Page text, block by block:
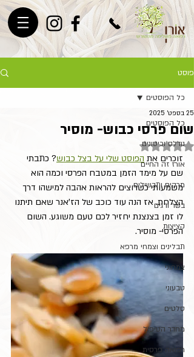
פוסט
כל הפוסטים
נודלס וכיסונים
אורז זה החיים
מרקים ותבשילים
בשר ודגים
קציצות
תבלינים וצמחי מרפא
צמחוני
טבעוני
סלטים
מחדר הטיפול
רפואה פרסית
כל הפוסטים
שום פרסי כבוש- מוסיר
25 בספט׳ 2025
דירוג של NaN מתוך 5 כוכבים
זוכרים את הפוסט שלי על בצל כבוש? כתבתי
שם על מימד הזמן במטבח הפרסי וכמה הוא
משמעותי כשרוצים להראות אהבה למישהו דרך
הצלחת. אז הנה עוד כוכב של הז'אנר שאם תיתנו
לו זמן בצנצנת יחזיר לכם טעם משוגע. השום
הפרסי- מוסיר.